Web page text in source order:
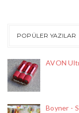
POPÜLER YAZILAR
AVON
Boyner -